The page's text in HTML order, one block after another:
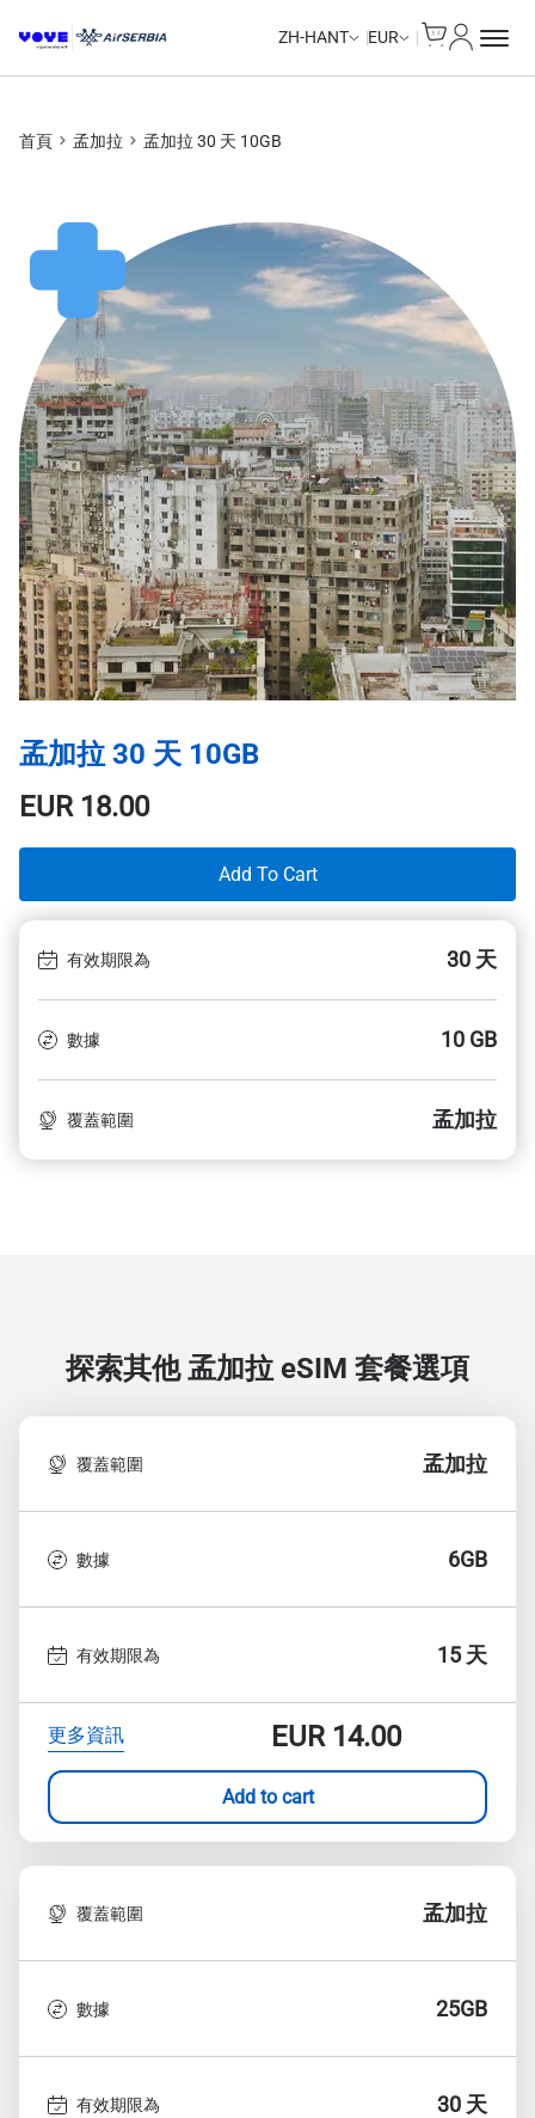
ZH-HANT EUR
首頁 孟加拉 孟加拉 30 天 10GB
孟加拉 30 天 10GB
EUR18.00
Add To Cart
有效期限為 30 天
數據 10 GB
覆蓋範圍 孟加拉
探索其他 孟加拉 eSIM 套餐選項
覆蓋範圍 孟加拉
數據 6GB
有效期限為 15 天
更多資訊 EUR14.00
Add to cart
覆蓋範圍 孟加拉
數據 25GB
有效期限為 30 天